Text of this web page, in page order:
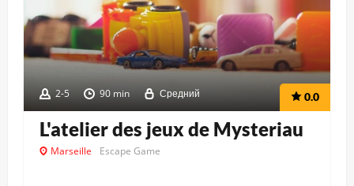
2-5 90 min Средний 0.0
L'atelier des jeux de Mysteriau
Marseille Escape Game